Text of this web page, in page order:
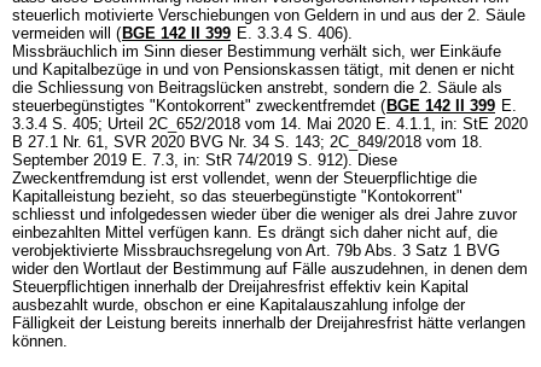
steuerlich motivierte Verschiebungen von Geldern in und aus der 2. Säule
vermeiden will ( BGE 142 II 399 E. 3.3.4 S. 406).
Missbräuchlich im Sinn dieser Bestimmung verhält sich, wer Einkäufe
und Kapitalbezüge in und von Pensionskassen tätigt, mit denen er nicht
die Schliessung von Beitragslücken anstrebt, sondern die 2. Säule als
steuerbegünstigtes "Kontokorrent" zweckentfremdet ( BGE 142 II 399 E.
3.3.4 S. 405; Urteil 2C_652/2018 vom 14. Mai 2020 E. 4.1.1, in: StE 2020
B 27.1 Nr. 61, SVR 2020 BVG Nr. 34 S. 143; 2C_849/2018 vom 18.
September 2019 E. 7.3, in: StR 74/2019 S. 912). Diese
Zweckentfremdung ist erst vollendet, wenn der Steuerpflichtige die
Kapitalleistung bezieht, so das steuerbegünstigte "Kontokorrent"
schliesst und infolgedessen wieder über die weniger als drei Jahre zuvor
einbezahlten Mittel verfügen kann. Es drängt sich daher nicht auf, die
verobjektivierte Missbrauchsregelung von Art. 79b Abs. 3 Satz 1 BVG
wider den Wortlaut der Bestimmung auf Fälle auszudehnen, in denen dem
Steuerpflichtigen innerhalb der Dreijahresfrist effektiv kein Kapital
ausbezahlt wurde, obschon er eine Kapitalauszahlung infolge der
Fälligkeit der Leistung bereits innerhalb der Dreijahresfrist hätte verlangen
können.